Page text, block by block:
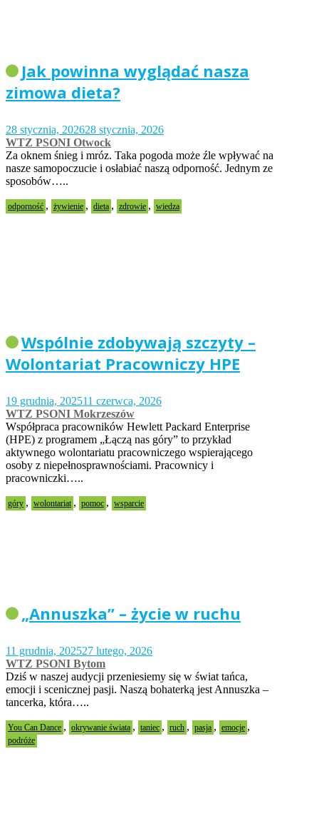
Jak powinna wyglądać nasza
zimowa dieta?
28 stycznia, 202628 stycznia, 2026
WTZ PSONI Otwock
Za oknem śnieg i mróz. Taka pogoda może źle wpływać na
nasze samopoczucie i osłabiać naszą odporność. Jednym ze
sposobów…..
odporność , żywienie , dieta , zdrowie , wiedza
Wspólnie zdobywają szczyty –
Wolontariat Pracowniczy HPE
19 grudnia, 202511 czerwca, 2026
WTZ PSONI Mokrzeszów
Współpraca pracowników Hewlett Packard Enterprise
(HPE) z programem „Łączą nas góry” to przykład
aktywnego wolontariatu pracowniczego wspierającego
osoby z niepełnosprawnościami. Pracownicy i
pracowniczki…..
góry , wolontariat , pomoc , wsparcie
„Annuszka” – życie w ruchu
11 grudnia, 202527 lutego, 2026
WTZ PSONI Bytom
Dziś w naszej audycji przeniesiemy się w świat tańca,
emocji i scenicznej pasji. Naszą bohaterką jest Annuszka –
tancerka, która…..
You Can Dance , okrywanie świata , taniec , ruch , pasja , emocje ,
podróże